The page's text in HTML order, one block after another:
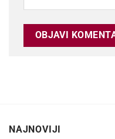
NAJNOVIJI